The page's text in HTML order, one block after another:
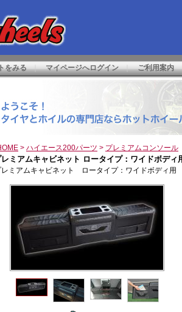
をみる ｜ マイページへログイン ｜ ご利用案内
> ハイエース200パーツ > プレミアムコンソール
ミアムキャビネット ロータイプ：ワイドボディ
レミアムキャビネット ロータイプ：ワイドボディ用